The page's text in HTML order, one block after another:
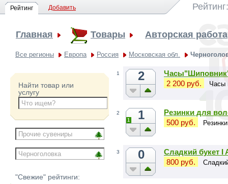
Рейтинг Добавить
Главная Товары Авторская работа
Все регионы Европа Россия Московская обл.
Найти товар или
услугу
"Свежие" рейтинги:
1 2
2 200 руб.
Часы
2 1
1
Резинки для
500 руб.
3 0
Сладкий букет I
800 руб.